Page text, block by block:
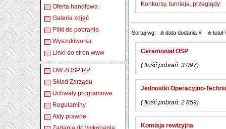
Oferta handlowa
Galeria zdjęć
Pliki do pobrania
Wyszukiwarka
Linki do stron www
OW ZOSP RP
Skład Zarządu
Uchwały programowe
Regulaminy
Akty prawne
Konkursy, turnieje, przeglądy
Sortuj wg: data dodania tutuł
Ceremoniał OSP
( Ilość pobrań: 3 097)
Jednostki Operacyjno-
( Ilość pobrań: 2 859)
Komisja rewizyjna